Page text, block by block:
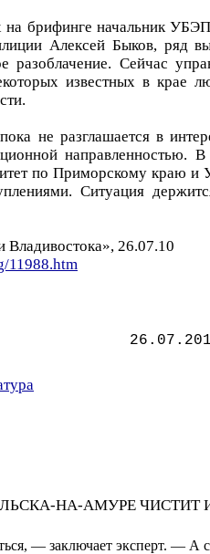
на брифинге начальник
Алексей Быков, ряд
разоблачение. Сейчас
известных в крае
не разглашается в
направленностью. В
по Приморскому краю и
Ситуация
Владивостока», 26.07.10
11988.htm
НА-АМУРЕ ЧИСТИТ
— заключает эксперт. — А